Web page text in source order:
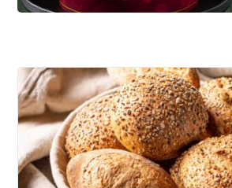
Licht, luchtig en eiwitrijk broodje
kwark!